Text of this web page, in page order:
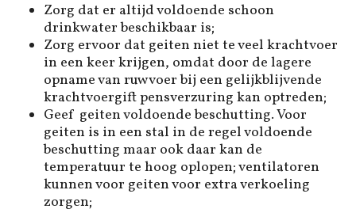
Zorg dat er altijd voldoende schoon
drinkwater beschikbaar is;
Zorg ervoor dat geiten niet te veel krachtvoer
in een keer krijgen, omdat door de lagere
opname van ruwvoer bij een gelijkblijvende
krachtvoergift pensverzuring kan optreden;
Geef geiten voldoende beschutting. Voor
geiten is in een stal in de regel voldoende
beschutting maar ook daar kan de
temperatuur te hoog oplopen; ventilatoren
kunnen voor geiten voor extra verkoeling
zorgen;